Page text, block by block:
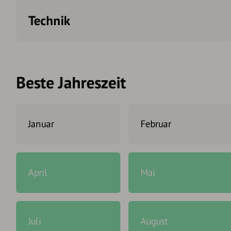
Technik
Beste Jahreszeit
Januar Februar
April Mai
Juli August